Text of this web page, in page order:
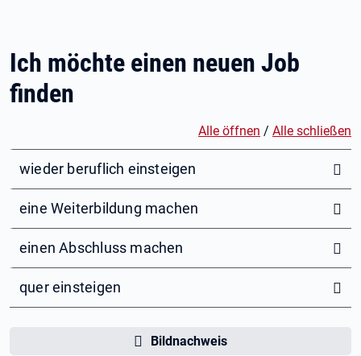
Ich möchte einen neuen Job
finden
Alle öffnen / Alle schließen
wieder beruflich einsteigen
eine Weiterbildung machen
einen Abschluss machen
quer einsteigen
Bildnachweis